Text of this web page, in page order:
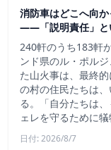
消防車はどこへ向
——「説明責任」と
240軒のうち183軒
ンド県のル・ポル
た山火事は、最終
の村の住民たちは
る。「自分たちは
ェレを守るために
日付: 2026/8/7